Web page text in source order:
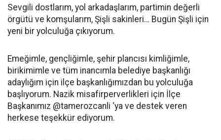
Sevgili dostlarım, yol arkadaşlarım, partimin değerli
örgütü ve komşularım, Şişli sakinleri… Bugün Şişli için
yeni bir yolculuğa çıkıyorum.
Emeğimle, gençliğimle, şehir plancısı kimliğimle,
birikimimle ve tüm inancımla belediye başkanlığı
adaylığım için ilçe başkanlığımızdan bu yolculuğa
başlıyorum. Nazik misafirperverlikleri için İlçe
Başkanımız @tamerozcanli ‘ya ve destek veren
herkese teşekkür ediyorum.